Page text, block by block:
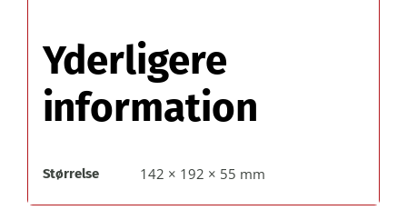
Yderligere
information
Størrelse 142 × 192 × 55 mm